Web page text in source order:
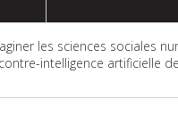
les sciences sociales
intelligence artificielle